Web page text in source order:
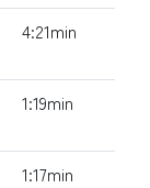
4:21min
1:19min
1:17min